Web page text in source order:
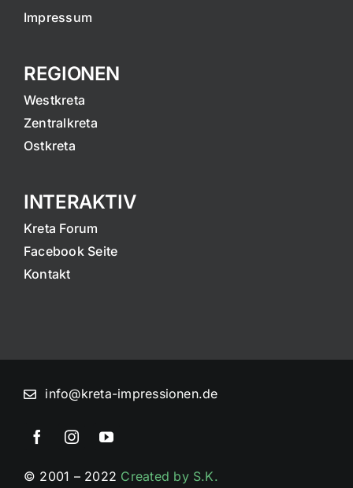
Impressum
REGIONEN
Westkreta
Zentralkreta
Ostkreta
INTERAKTIV
Kreta Forum
Facebook Seite
Kontakt
info@kreta-impressionen.de
© 2001 – 2022 Created by S.K.